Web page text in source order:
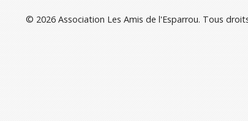
© 2026 Association Les Amis de l'Esparrou. Tous